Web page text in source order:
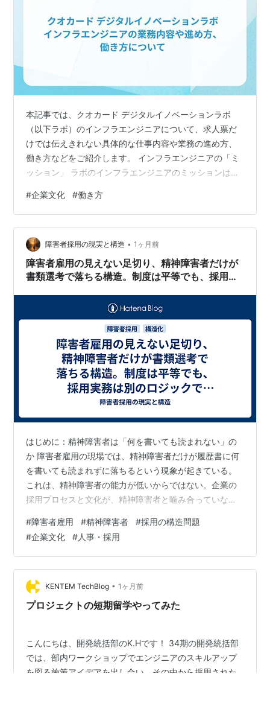
本記事では、クオカード デジタルイノベーションラボ
（以下ラボ）のインフラエンジニアについて、求人票だ
けでは伝えきれない具体的な仕事内容や業務の進め方、
働き方などをご紹介します。 インフラエンジニアの「ミ
ッション」 ラボのインフラエンジニアのミッションは、
「信頼性」「スケーラビリティ」「セキュリティ」の向
上です。 決済系サービスとして、データの極めて高い堅
牢性と整合性の維持を追求しています。 ビジネス的な要
求との優先順位を調整しながら進める複雑さもあります
が、自律的に、かつスピード感を持って推進していくこ
とを目指しています。 具体的な業務内容と…
#企業文化 #働き方
障害者採用の現実と構造 • 1ヶ月前
障害者雇用の見えない足切り、精神障害者だけが
書類選考で落ちる構造。制度は平等でも、採用実
はじめに：精神障害者は「何を書いても読まれない」の
か 障害者雇用の現場では、精神障害者だけが履歴書に何
を書いても読まれずに落ちるという現象が起きている。
これは、精神障害者の能力が低いからではない。企業の
採用プロセスと文化が、精神障害者と噛み合っていない
実務・企業文化の3層に分けて、この不可視の足切りの正
体を明らかにする。 1. 制度は「平等」を掲げている 障害
者雇用促進法では、 障害種別 等級 障害内容 による不利
益扱いは禁止されている。 つまり制度上は、 精神障害者
でも、等級が高くても、応募資格は完全に同じ。 制度は
公平に設計されている。…
#障害者雇用 #精神障害者 #採用の構造問題
#企業文化 #人事・採用
KENTEM TechBlog • 1ヶ月前
プロジェクトの短期留学やってみた